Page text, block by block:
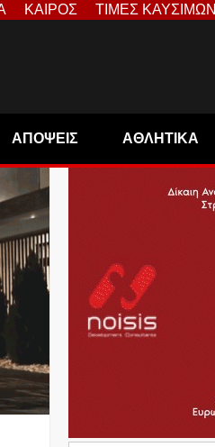
ΚΑΙΡΟΣ ΤΙΜΕΣ ΚΑΥΣΙΜΩΝ
ΑΠΟΨΕΙΣ ΑΘΛΗΤΙΚΑ